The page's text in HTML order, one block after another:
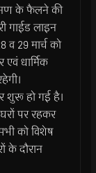
के फैलने की
गाईड लाइन
29 मार्च को
एवं धार्मिक
शुरू हो गई है।
पर रहकर
को विशेष
के दौरान